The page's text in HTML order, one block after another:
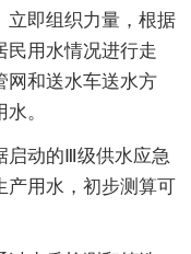
立即组织力量，根据
民用水情况进行走
网和送水车送水方
。
启动的Ⅲ级供水应急
产用水，初步测算可